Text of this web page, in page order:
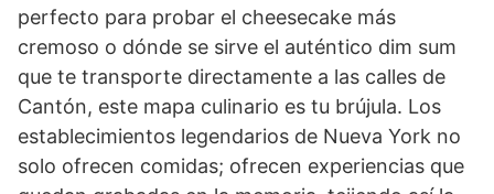
perfecto para probar el cheesecake más
cremoso o dónde se sirve el auténtico dim sum
que te transporte directamente a las calles de
Cantón, este mapa culinario es tu brújula. Los
establecimientos legendarios de Nueva York no
solo ofrecen comidas; ofrecen experiencias que